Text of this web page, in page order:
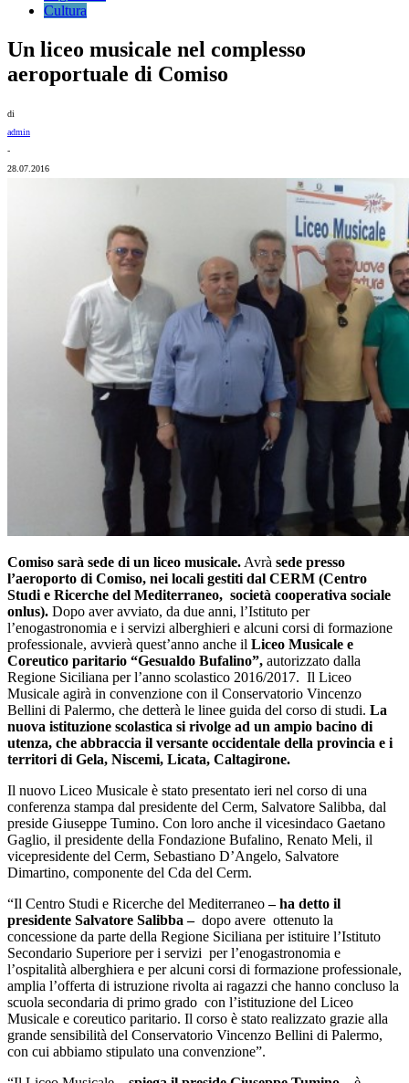
Cultura
Un liceo musicale nel complesso
aeroportuale di Comiso
di
admin
-
28.07.2016
Comiso sarà sede di un liceo musicale. Avrà sede presso
l’aeroporto di Comiso, nei locali gestiti dal CERM (Centro
Studi e Ricerche del Mediterraneo, società cooperativa sociale
onlus). Dopo aver avviato, da due anni, l’Istituto per
l’enogastronomia e i servizi alberghieri e alcuni corsi di formazione
professionale, avvierà quest’anno anche il Liceo Musicale e
Coreutico paritario “Gesualdo Bufalino”, autorizzato dalla
Regione Siciliana per l’anno scolastico 2016/2017. Il Liceo
Musicale agirà in convenzione con il Conservatorio Vincenzo
Bellini di Palermo, che detterà le linee guida del corso di studi. La
nuova istituzione scolastica si rivolge ad un ampio bacino di
utenza, che abbraccia il versante occidentale della provincia e i
territori di Gela, Niscemi, Licata, Caltagirone.
Il nuovo Liceo Musicale è stato presentato ieri nel corso di una
conferenza stampa dal presidente del Cerm, Salvatore Salibba, dal
preside Giuseppe Tumino. Con loro anche il vicesindaco Gaetano
Gaglio, il presidente della Fondazione Bufalino, Renato Meli, il
vicepresidente del Cerm, Sebastiano D’Angelo, Salvatore
Dimartino, componente del Cda del Cerm.
“Il Centro Studi e Ricerche del Mediterraneo– ha detto il
presidente Salvatore Salibba – dopo avere ottenuto la
concessione da parte della Regione Siciliana per istituire l’Istituto
Secondario Superiore per i servizi per l’enogastronomia e
l’ospitalità alberghiera e per alcuni corsi di formazione professionale,
amplia l’offerta di istruzione rivolta ai ragazzi che hanno concluso la
scuola secondaria di primo grado con l’istituzione del Liceo
Musicale e coreutico paritario. Il corso è stato realizzato grazie alla
grande sensibilità del Conservatorio Vincenzo Bellini di Palermo,
con cui abbiamo stipulato una convenzione”.